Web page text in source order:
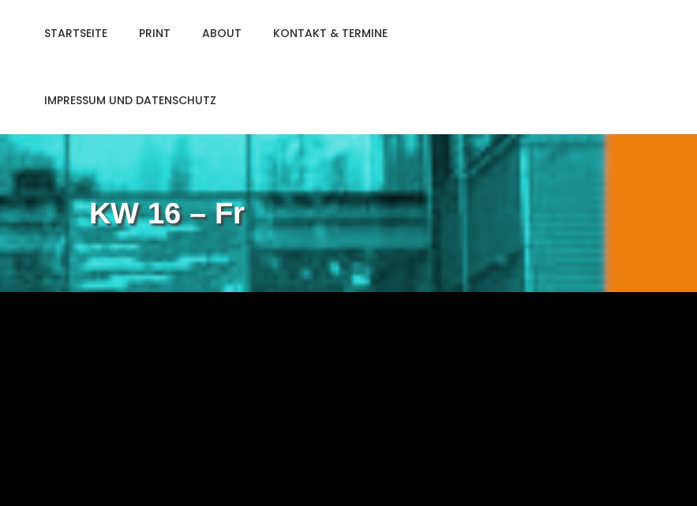
STARTSEITE PRINT ABOUT KONTAKT & TERMINE
IMPRESSUM UND DATENSCHUTZ
KW 16 – Fr